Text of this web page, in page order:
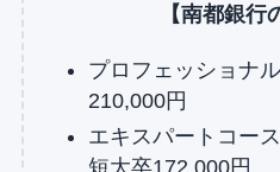
【南都銀行
プロフェッショナ
210,000円
エキスパートコー